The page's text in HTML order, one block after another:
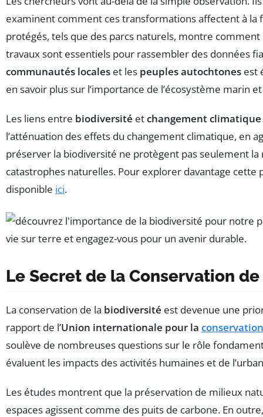
examinent comment ces transformations affectent à la
protégés, tels que des parcs naturels, montre
travaux sont essentiels pour rassembler des données
communautés locales et les peuples autochtones est
en savoir plus sur l’importance de l’écosystème marin
Les liens entre biodiversité etchangement climatique
l’atténuation des effets du changement climatique, en
préserver la biodiversité ne protègent pas seulement
catastrophes naturelles. Pour explorer davantage
disponible ici.
Le Secret de la Conservation
La conservation de la biodiversité est devenue une
rapport de l’Union internationale pour la
soulève de nombreuses questions sur le rôle
évaluent les impacts des activités humaines et de
Les études montrent que la préservation de milieux
espaces agissent comme des puits de carbone. En